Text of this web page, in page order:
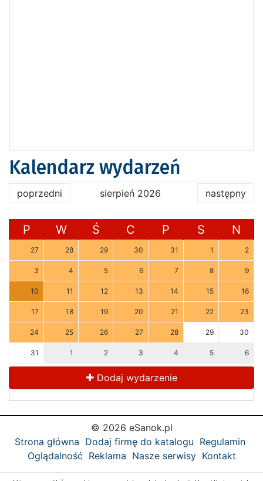
Kalendarz wydarzeń
poprzedni sierpień 2026 następny
P W Ś C P S N
27 28 29 30 31 1 2
3 4 5 6 7 8 9
10 11 12 13 14 15 16
17 18 19 20 21 22 23
24 25 26 27 28 29 30
31 1 2 3 4 5 6
Dodaj wydarzenie
© 2026 eSanok.pl
Strona główna Dodaj firmę do katalogu Regulamin
Oglądalność Reklama Nasze serwisy Kontakt